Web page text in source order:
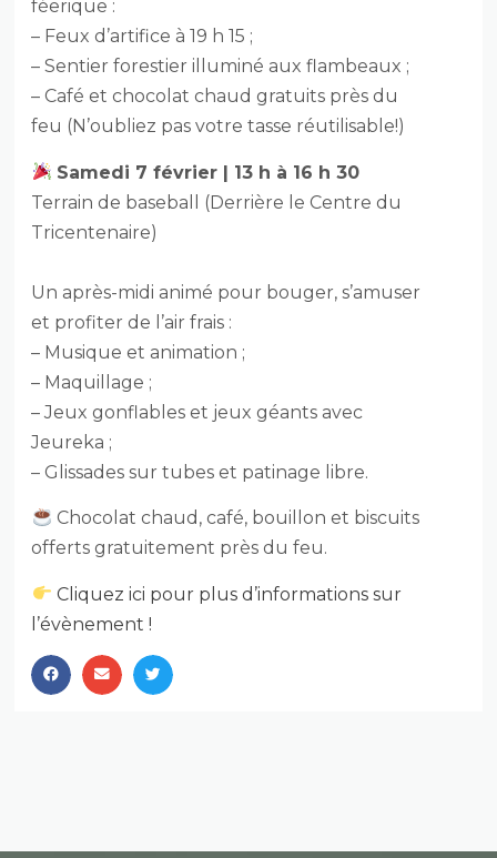
féerique :
– Feux d’artifice à 19 h 15 ;
– Sentier forestier illuminé aux flambeaux ;
– Café et chocolat chaud gratuits près du
feu (N’oubliez pas votre tasse réutilisable!)
Samedi 7 février | 13 h à 16 h 30
Terrain de baseball (Derrière le Centre du
Tricentenaire)
Un après-midi animé pour bouger, s’amuser
et profiter de l’air frais :
– Musique et animation ;
– Maquillage ;
– Jeux gonflables et jeux géants avec
Jeureka ;
– Glissades sur tubes et patinage libre.
Chocolat chaud, café, bouillon et biscuits
offerts gratuitement près du feu.
Cliquez ici pour plus d’informations sur
l’évènement !